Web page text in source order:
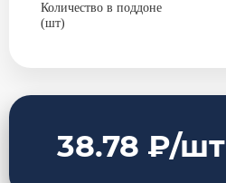
Количество в поддоне
(шт)
38.78 ₽/шт